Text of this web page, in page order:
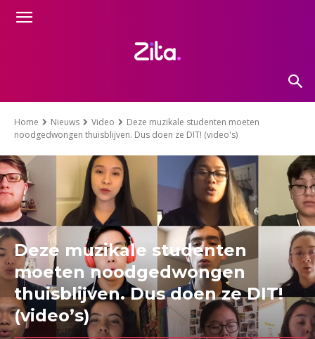
Home Nieuws Video
Deze muzikale studenten moeten
noodgedwongen thuisblijven. Dus doen ze DIT! (video's)
Deze muzikale studenten
moeten noodgedwongen
thuisblijven. Dus doen ze DIT!
(video’s)